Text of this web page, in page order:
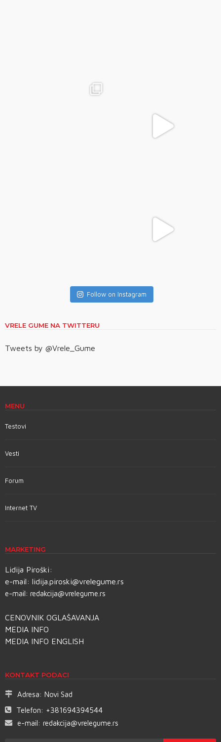
Follow on Instagram
VRELE GUME NA TWITTERU
Tweets by @Vrele_Gume
MENU
Testovi
Vesti
Forum
Internet TV
MARKETING
Lidija Piroški:
e-mail: lidija.piroski@vrelegume.rs
e-mail: redakcija@vrelegume.rs
CENOVNIK OGLAŠAVANJA
MEDIA INFO
MEDIA INFO ENGLISH
KONTAKT PODACI
Adresa: Novi Sad
Telefon: +381694394544
e-mail: redakcija@vrelegume.rs